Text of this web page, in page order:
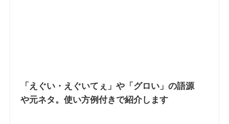
「えぐい・えぐいてぇ」や「グロい」の語源
や元ネタ。使い方例付きで紹介します